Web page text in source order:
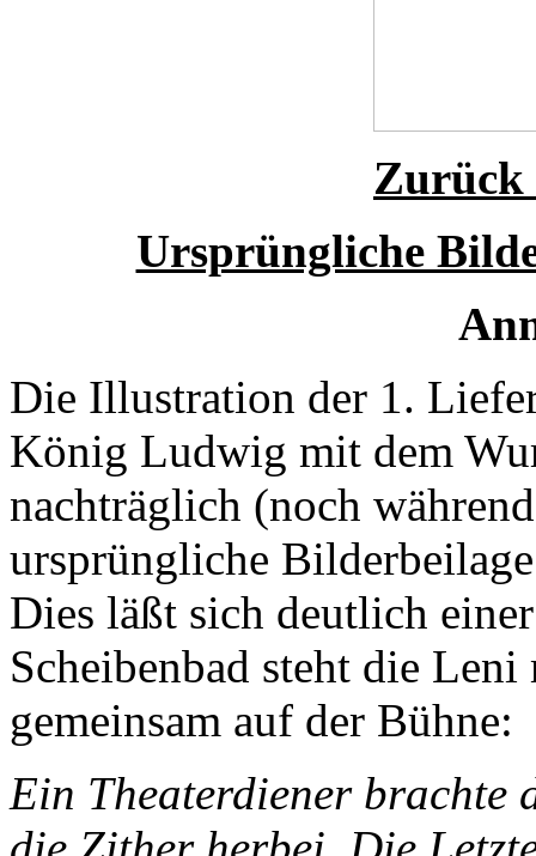
Zurück
Ursprüngliche
Die Illustration der 1.
König Ludwig mit dem
nachträglich (noch
ursprüngliche
Dies läßt sich deutlich
Scheibenbad steht die
gemeinsam auf der Bühne:
Ein Theaterdiener brachte